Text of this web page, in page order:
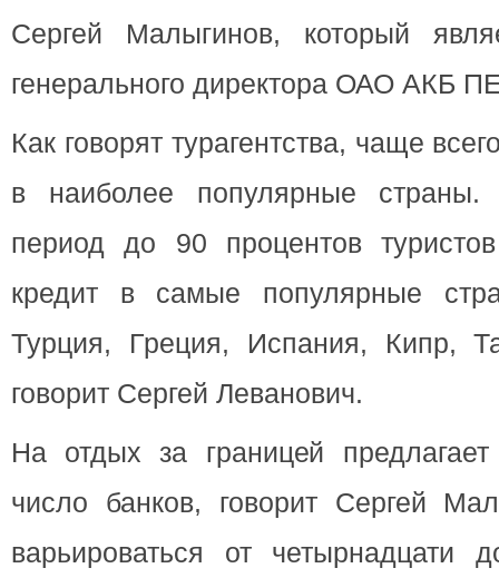
Сергей Малыгинов, который
генерального директора ОАО
Как говорят турагентства, чаще
в наиболее популярные
период до 90 процентов
кредит в самые популярные
Турция, Греция, Испания, Кипр,
говорит Сергей Леванович.
На отдых за границей
число банков, говорит Сергей
варьироваться от четырнадцати